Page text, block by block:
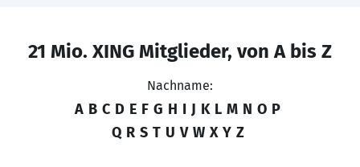
21 Mio. XING Mitglieder, von A bis Z
Nachname:
A B C D E F G H I J K L M N O P
Q R S T U V W X Y Z